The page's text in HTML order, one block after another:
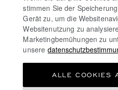
NEWSLETTER ABONNIEREN
COOKIE-RICHTLINIE
stimmen Sie der
Gerät zu, um die
Websitenutzung zu
Marketingbemühungen zu
unsere
ALLE COOKIES